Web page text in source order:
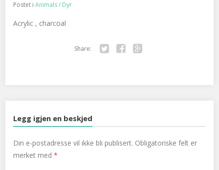
Postet iAnimals / Dyr
Acrylic , charcoal
Share:
Legg igjen en beskjed
Din e-postadresse vil ikke bli publisert. Obligatoriske felt er
merket med*